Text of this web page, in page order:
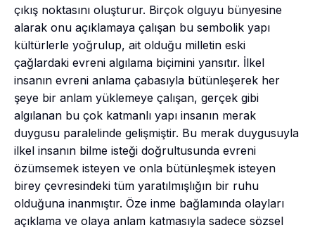
çıkış noktasını oluşturur. Birçok olguyu bünyesine
alarak onu açıklamaya çalışan bu sembolik yapı
kültürlerle yoğrulup, ait olduğu milletin eski
çağlardaki evreni algılama biçimini yansıtır. İlkel
insanın evreni anlama çabasıyla bütünleşerek her
şeye bir anlam yüklemeye çalışan, gerçek gibi
algılanan bu çok katmanlı yapı insanın merak
duygusu paralelinde gelişmiştir. Bu merak duygusuyla
ilkel insanın bilme isteği doğrultusunda evreni
özümsemek isteyen ve onla bütünleşmek isteyen
birey çevresindeki tüm yaratılmışlığın bir ruhu
olduğuna inanmıştır. Öze inme bağlamında olayları
açıklama ve olaya anlam katmasıyla sadece sözsel